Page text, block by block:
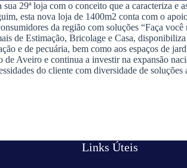
29ª loja com o conceito que a caracteriza e
esta nova loja de 1400m2 conta com o
da região com soluções “Faça
de Estimação, Bricolage e Casa,
e de pecuária, bem como aos espaços de
Aveiro e continua a investir na expansão
do cliente com diversidade de soluções
Links Úteis